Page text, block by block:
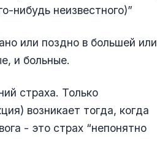
нибудь неизвестного)”
или поздно в большей или
и больные.
страха. Только
возникает тогда, когда
- это страх “непонятно